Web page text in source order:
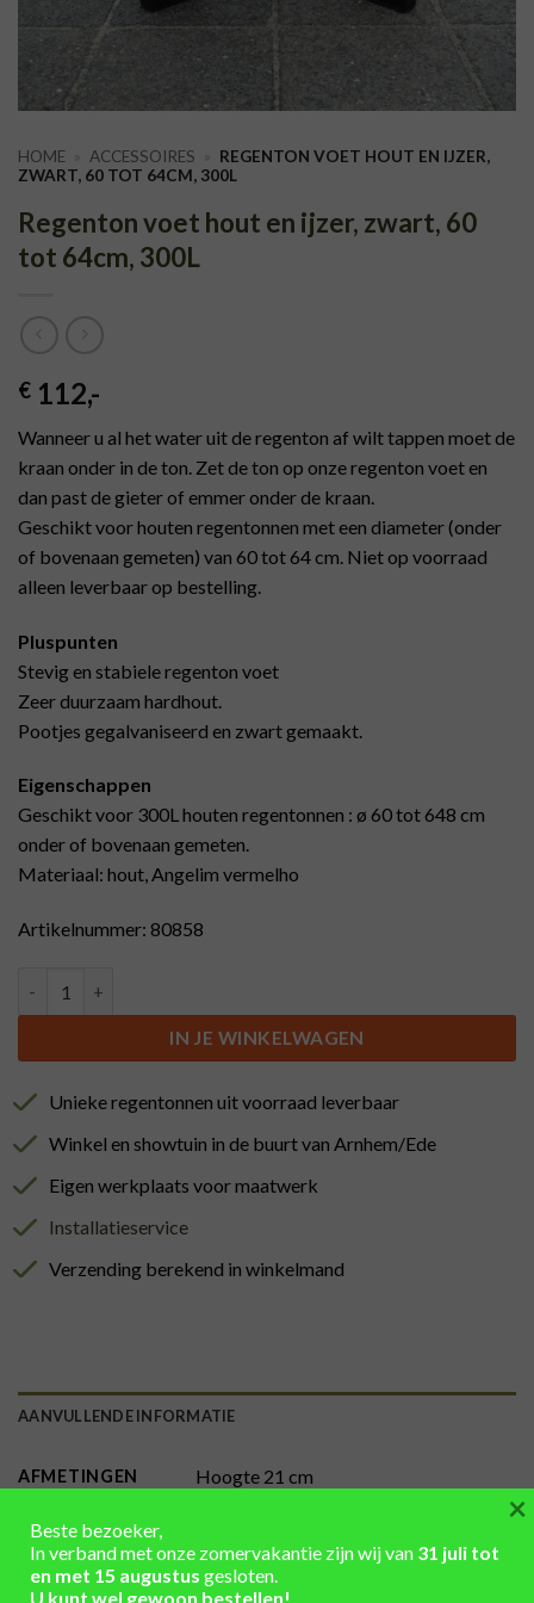
HOME » ACCESSOIRES » REGENTON VOET HOUT EN IJZER,
ZWART, 60 TOT 64CM, 300L
Regenton voet hout en ijzer, zwart, 60
tot 64cm, 300L
€ 112,-
Wanneer u al het water uit de regenton af wilt tappen moet de
kraan onder in de ton. Zet de ton op onze regenton voet en
dan past de gieter of emmer onder de kraan.
Geschikt voor houten regentonnen met een diameter (onder
of bovenaan gemeten) van 60 tot 64 cm. Niet op voorraad
alleen leverbaar op bestelling.
Pluspunten
Stevig en stabiele regenton voet
Zeer duurzaam hardhout.
Pootjes gegalvaniseerd en zwart gemaakt.
Eigenschappen
Geschikt voor 300L houten regentonnen : ø 60 tot 648 cm
onder of bovenaan gemeten.
Materiaal: hout, Angelim vermelho
Artikelnummer: 80858
IN JE WINKELWAGEN
Unieke regentonnen uit voorraad leverbaar
Winkel en showtuin in de buurt van Arnhem/Ede
Eigen werkplaats voor maatwerk
Installatieservice
Verzending berekend in winkelmand
AANVULLENDE INFORMATIE
AFMETINGEN Hoogte 21 cm
KLEUR HOUT onbehandeld, rood-bruin
Beste bezoeker,
In verband met onze zomervakantie zijn wij van 31 juli tot
en met 15 augustus gesloten.
U kunt wel gewoon bestellen!
×